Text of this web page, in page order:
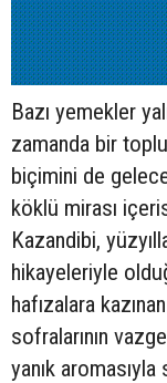
Bazı yemekler
zamanda bir
biçimini de
köklü mirası
Kazandibi,
hikayeleriyle
hafızalara
sofralarının
yanık